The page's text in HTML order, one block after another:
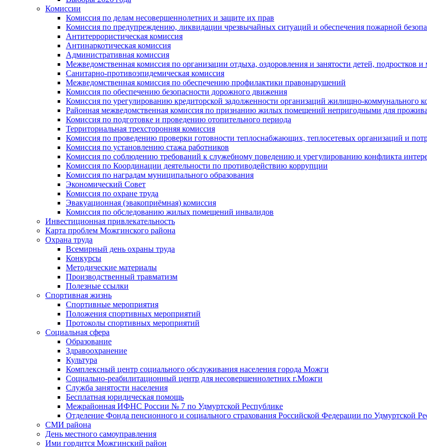
Комиссии
Комиссия по делам несовершеннолетних и защите их прав
Комиссия по предупреждению, ликвидации чрезвычайных ситуаций и обеспечения пожарной
Антитеррористическая комиссия
Антинаркотическая комиссия
Административная комиссия
Межведомственная комиссия по организации отдыха, оздоровления и занятости детей, подростков
Санитарно-противоэпидемическая комиссия
Межведомственная комиссия по обеспечению профилактики правонарушений
Комиссия по обеспечению безопасности дорожного движения
Комиссия по урегулированию кредиторской задолженности организаций жилищно-коммунального
Районная межведомственная комиссия по признанию жилых помещений непригодными для
Комиссия по подготовке и проведению отопительного периода
Территориальная трехсторонняя комиссия
Комиссия по проведению проверки готовности теплоснабжающих, теплосетевых организаций и
Комиссия по установлению стажа работников
Комиссия по соблюдению требований к служебному поведению и урегулированию конфликта
Комиссия по Координации деятельности по противодействию коррупции
Комиссия по наградам муниципального образования
Экономический Совет
Комиссия по охране труда
Эвакуационная (эвакоприёмная) комиссия
Комиссия по обследованию жилых помещений инвалидов
Инвестиционная привлекательность
Карта проблем Можгинского района
Охрана труда
Всемирный день охраны труда
Конкурсы
Методические материалы
Производственный травматизм
Полезные ссылки
Спортивная жизнь
Спортивные мероприятия
Положения спортивных мероприятий
Протоколы спортивных мероприятий
Социальная сфера
Образование
Здравоохранение
Культура
Комплексный центр социального обслуживания населения города Можги
Социально-реабилитационный центр для несовершеннолетних г.Можги
Служба занятости населения
Бесплатная юридическая помощь
Межрайонная ИФНС России № 7 по Удмуртской Республике
Отделение Фонда пенсионного и социального страхования Российской Федерации по Удмуртской
СМИ района
День местного самоуправления
Ими гордится Можгинский район